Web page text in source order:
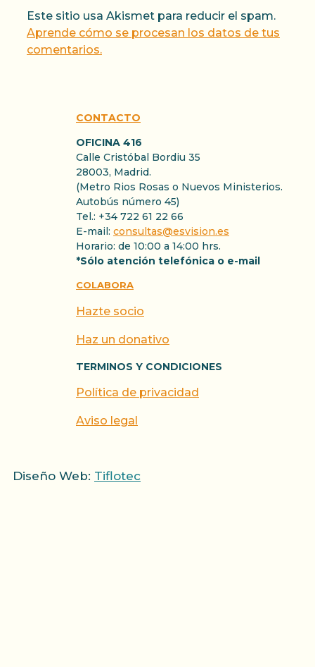
Este sitio usa Akismet para reducir el spam.
Aprende cómo se procesan los datos de tus
comentarios.
CONTACTO
OFICINA 416
Calle Cristóbal Bordiu 35
28003, Madrid.
(Metro Rios Rosas o Nuevos Ministerios.
Autobús número 45)
Tel.: +34 722 61 22 66
E-mail: consultas@esvision.es
Horario: de 10:00 a 14:00 hrs.
*Sólo atención telefónica o e-mail
COLABORA
Hazte socio
Haz un donativo
TERMINOS Y CONDICIONES
Política de privacidad
Aviso legal
Diseño Web: Tiflotec